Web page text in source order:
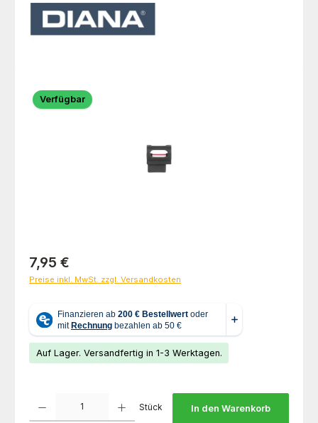
Bildergalerie überspringen
Verfügbar
Regulärer Preis:
7,95 €
Preise inkl. MwSt. zzgl. Versandkosten
Auf Lager. Versandfertig in 1-3 Werktagen.
Stück In den Warenkorb